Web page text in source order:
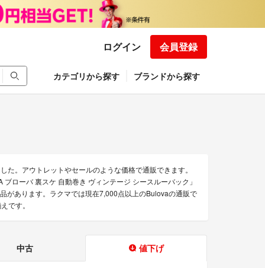
ログイン 会員登録
カテゴリから探す ブランドから探す
。アウトレットやセールのような価格で通販できます。
ローバ 裏スケ 自動巻き ヴィンテージ シースルーバック」
があります。ラクマでは現在7,000点以上のBulovaの通販で
です。
中古 値下げ